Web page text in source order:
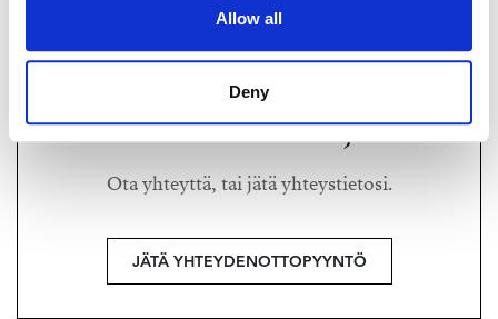
Allow all
Deny
Strand Properties,
Haluatko lisätietoja?
Ota yhteyttä, tai jätä yhteystietosi.
JÄTÄ YHTEYDENOTTOPYYNTÖ